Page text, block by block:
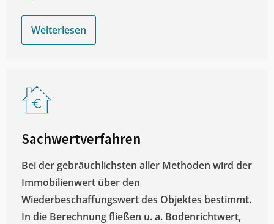
Weiterlesen
Sachwertverfahren
Bei der gebräuchlichsten aller Methoden wird der
Immobilienwert über den
Wiederbeschaffungswert des Objektes bestimmt.
In die Berechnung fließen u. a. Bodenrichtwert,